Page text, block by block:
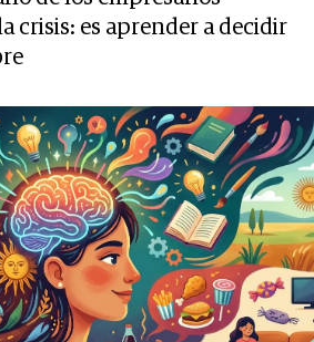
crisis: es aprender a decidir